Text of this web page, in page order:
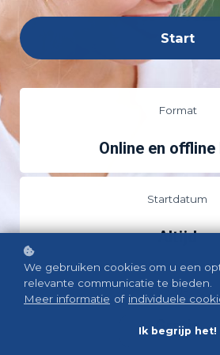
Start
Format
Online en offline
Startdatum
Altijd
Prijs
Gratis
We gebruiken cookies om u een
relevante communicatie te bieden.
Meer informatie of individuele
Ik begrijp het!